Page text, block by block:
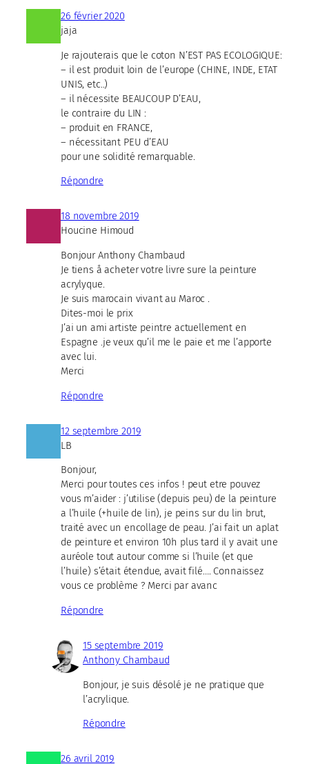
26 février 2020
jaja
Je rajouterais que le coton N’EST PAS ECOLOGIQUE:
– il est produit loin de l’europe (CHINE, INDE, ETAT
UNIS, etc..)
– il nécessite BEAUCOUP D’EAU,
le contraire du LIN :
– produit en FRANCE,
– nécessitant PEU d’EAU
pour une solidité remarquable.
Répondre
18 novembre 2019
Houcine Himoud
Bonjour Anthony Chambaud
Je tiens å acheter votre livre sure la peinture
acrylyque.
Je suis marocain vivant au Maroc .
Dites-moi le prix
J’ai un ami artiste peintre actuellement en
Espagne .je veux qu’il me le paie et me l’apporte
avec lui.
Merci
Répondre
12 septembre 2019
LB
Bonjour,
Merci pour toutes ces infos ! peut etre pouvez
vous m’aider : j’utilise (depuis peu) de la peinture
a l’huile (+huile de lin), je peins sur du lin brut,
traité avec un encollage de peau. J’ai fait un aplat
de peinture et environ 10h plus tard il y avait une
auréole tout autour comme si l’huile (et que
l’huile) s’était étendue, avait filé…. Connaissez
vous ce problème ? Merci par avanc
Répondre
15 septembre 2019
Anthony Chambaud
Bonjour, je suis désolé je ne pratique que
l’acrylique.
Répondre
26 avril 2019